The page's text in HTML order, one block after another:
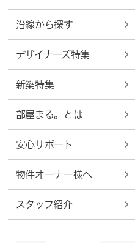
沿線から探す
デザイナーズ特集
新築特集
部屋まる。とは
安心サポート
物件オーナー様へ
スタッフ紹介